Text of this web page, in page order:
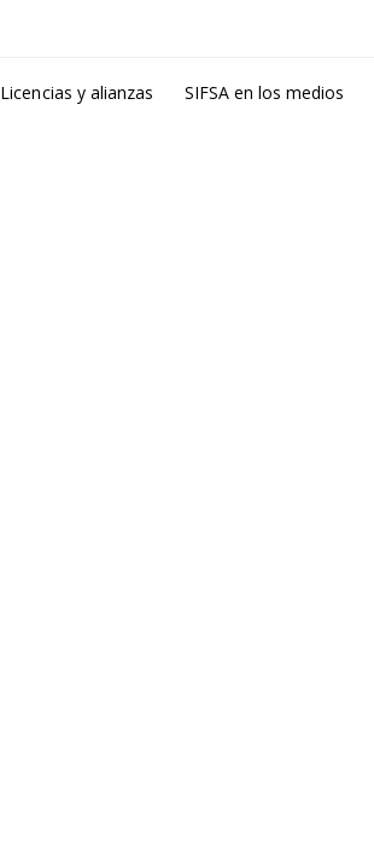
Licencias y alianzas SIFSA en los medios